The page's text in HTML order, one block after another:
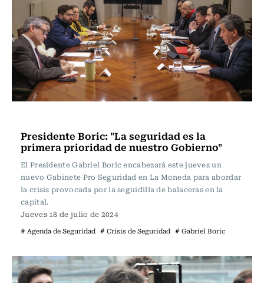
Presidente Boric: "La seguridad es la
primera prioridad de nuestro Gobierno"
El Presidente Gabriel Boric encabezará este jueves un
nuevo Gabinete Pro Seguridad en La Moneda para abordar
la crisis provocada por la seguidilla de balaceras en la
capital.
Jueves 18 de julio de 2024
# Agenda de Seguridad # Crisis de Seguridad # Gabriel Boric